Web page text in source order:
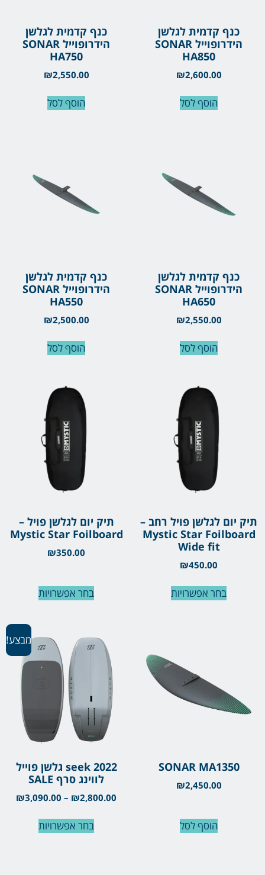
כנף קדמית לגלשן
הידרופוייל SONAR
HA850
₪2,600.00
הוסף לסל
כנף קדמית לגלשן
הידרופוייל SONAR
HA750
₪2,550.00
הוסף לסל
כנף קדמית לגלשן
הידרופוייל SONAR
HA650
₪2,550.00
הוסף לסל
כנף קדמית לגלשן
הידרופוייל SONAR
HA550
₪2,500.00
הוסף לסל
תיק יום לגלשן פויל רחב –
Mystic Star Foilboard
Wide fit
₪450.00
בחר אפשרויות
תיק יום לגלשן פויל –
Mystic Star Foilboard
₪350.00
בחר אפשרויות
SONAR MA1350
₪2,450.00
הוסף לסל
מבצע!
seek 2022 גלשן פוייל
לווינג סרף SALE
₪2,800.00
–
₪3,090.00
בחר אפשרויות